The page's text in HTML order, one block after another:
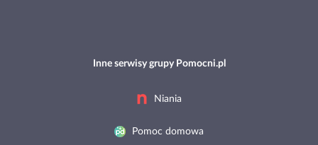
Inne serwisy grupy Pomocni.pl
Niania
Pomoc domowa